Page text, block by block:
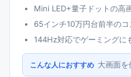
Mini LED+量子ドットの高
65インチ10万円台前半のコ
144Hz対応でゲーミング
こんな人におすすめ 大画面を